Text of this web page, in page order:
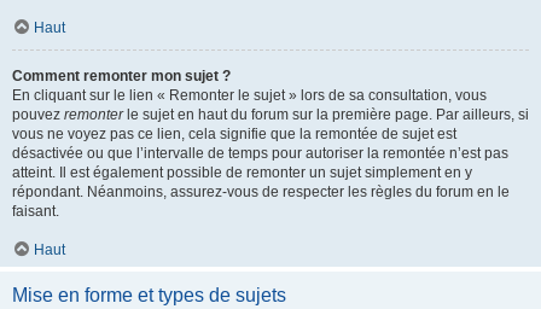
Haut
Comment remonter mon sujet ?
En cliquant sur le lien « Remonter le sujet » lors de sa consultation, vous
pouvez remonterle sujet en haut du forum sur la première page. Par ailleurs, si
vous ne voyez pas ce lien, cela signifie que la remontée de sujet est
désactivée ou que l’intervalle de temps pour autoriser la remontée n’est pas
atteint. Il est également possible de remonter un sujet simplement en y
répondant. Néanmoins, assurez-vous de respecter les règles du forum en le
faisant.
Haut
Mise en forme et types de sujets